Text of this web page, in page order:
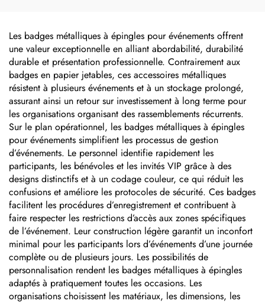
Les badges métalliques à épingles pour événements offrent
une valeur exceptionnelle en alliant abordabilité, durabilité
durable et présentation professionnelle. Contrairement aux
badges en papier jetables, ces accessoires métalliques
résistent à plusieurs événements et à un stockage prolongé,
assurant ainsi un retour sur investissement à long terme pour
les organisations organisant des rassemblements récurrents.
Sur le plan opérationnel, les badges métalliques à épingles
pour événements simplifient les processus de gestion
d’événements. Le personnel identifie rapidement les
participants, les bénévoles et les invités VIP grâce à des
designs distinctifs et à un codage couleur, ce qui réduit les
confusions et améliore les protocoles de sécurité. Ces badges
facilitent les procédures d’enregistrement et contribuent à
faire respecter les restrictions d’accès aux zones spécifiques
de l’événement. Leur construction légère garantit un inconfort
minimal pour les participants lors d’événements d’une journée
complète ou de plusieurs jours. Les possibilités de
personnalisation rendent les badges métalliques à épingles
adaptés à pratiquement toutes les occasions. Les
organisations choisissent les matériaux, les dimensions, les